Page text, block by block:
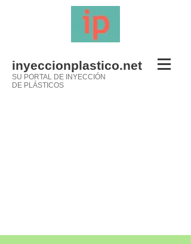
inyeccionplastico.net
SU PORTAL DE INYECCIÓN
DE PLÁSTICOS